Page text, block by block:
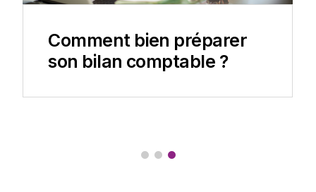
Comment bien préparer
son bilan comptable ?